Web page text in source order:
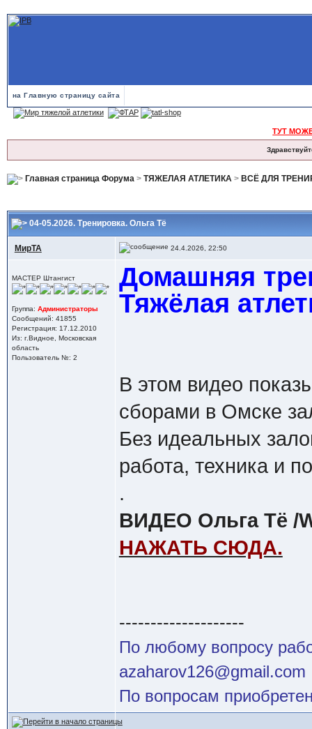
на Главную страницу сайта
ТУТ
Главная страница Форума> ТЯЖЕЛАЯ АТЛЕТИКА> ВСЁ ДЛЯ
04-05.2026. Тренировка. Ольга Тё
МирТА 24.4.2026, 22:50
МАСТЕР Штангист
Группа: Администраторы
Сообщений: 41855
Регистрация: 17.12.2010
Из: г.Видное, Московская
область
Пользователь №: 2
Домашняя
Тяжёлая
В этом видео
сборами в Омске
Без идеальных
работа, техника и
.
ВИДЕО Ольга Тё /
НАЖАТЬ СЮДА.
--------------------
По любому вопросу
azaharov126@gmail.com
По вопросам